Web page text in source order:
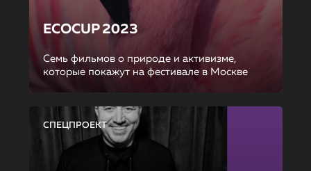
ECOCUP 2023
Семь фильмов о природе и активизме,
которые покажут на фестивале в Москве
СПЕЦПРОЕКТ